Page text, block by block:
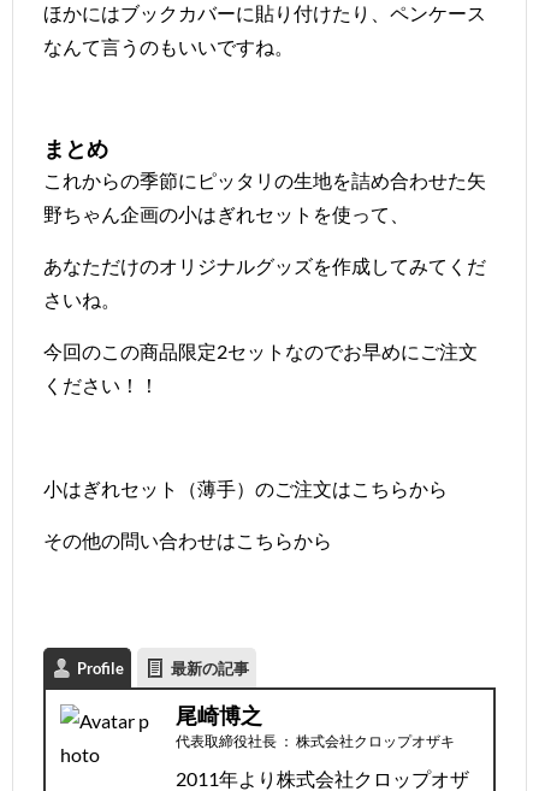
ほかにはブックカバーに貼り付けたり、ペンケース
なんて言うのもいいですね。
まとめ
これからの季節にピッタリの生地を詰め合わせた矢
野ちゃん企画の小はぎれセットを使って、
あなただけのオリジナルグッズを作成してみてくだ
さいね。
今回のこの商品限定2セットなのでお早めにご注文
ください！！
小はぎれセット（薄手）のご注文はこちらから
その他の問い合わせはこちらから
Profile 最新の記事
尾崎博之
代表取締役社長 ： 株式会社クロップオザキ
2011年より株式会社クロップオザ